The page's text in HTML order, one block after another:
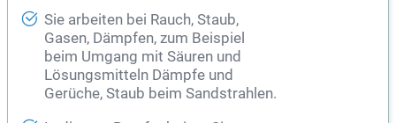
Sie arbeiten bei Rauch, Staub,
Gasen, Dämpfen, zum Beispiel
beim Umgang mit Säuren und
Lösungsmitteln Dämpfe und
Gerüche, Staub beim Sandstrahlen.